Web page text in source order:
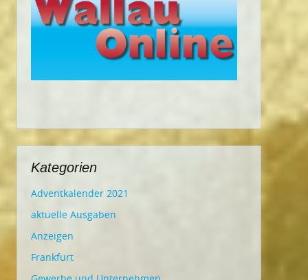
Kategorien
Adventkalender 2021
aktuelle Ausgaben
Anzeigen
Frankfurt